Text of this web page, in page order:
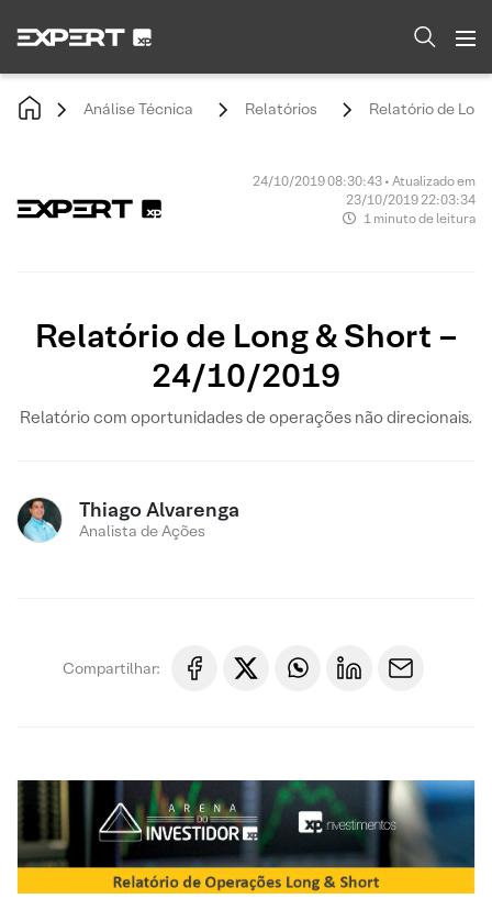
Análise Técnica Relatórios Relatório de
24/10/2019 08:30:43 • Atualizado em
23/10/2019 22:03:34
1 minuto de leitura
Relatório de Long & Short –
24/10/2019
Relatório com oportunidades de operações não direcionais.
Thiago Alvarenga
Analista de Ações
Compartilhar: